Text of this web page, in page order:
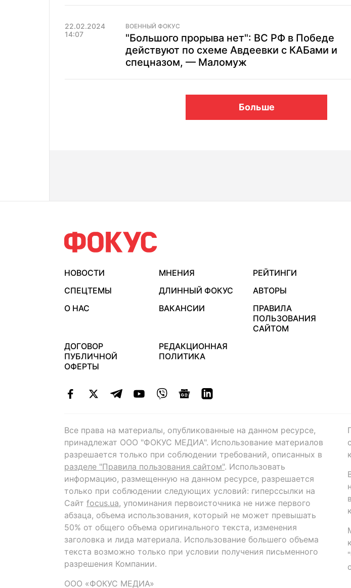
22.02.2024
14:07
ВОЕННЫЙ ФОКУС
"Большого прорыва нет": ВС РФ в Победе
действуют по схеме Авдеевки с КАБами и
спецназом, — Маломуж
Больше
НОВОСТИ МНЕНИЯ
РЕЙТИНГИ
СПЕЦТЕМЫ
ДЛИННЫЙ ФОКУС
АВТОРЫ
О НАС
ВАКАНСИИ
ПРАВИЛА
ПОЛЬЗОВАНИЯ
САЙТОМ
ДОГОВОР
ПУБЛИЧНОЙ
ОФЕРТЫ
РЕДАКЦИОННАЯ
ПОЛИТИКА
Все права на материалы, опубликованные на данном ресурсе,
принадлежат ООО "ФОКУС МЕДИА". Использование материалов
разрешается только при соблюдении требований, описанных в
разделе "Правила пользования сайтом". Использовать
информацию, размещенную на данном ресурсе, разрешается
только при соблюдении следующих условий: гиперссылки на
Сайт focus.ua, упоминания первоисточника не ниже первого
абзаца, объема использования, который не может превышать
50% от общего объема оригинального текста, изменения
заголовка и лида материала. Использование большего объема
текста возможно только при условии получения письменного
разрешения Компании.
ООО «ФОКУС МЕДИА»